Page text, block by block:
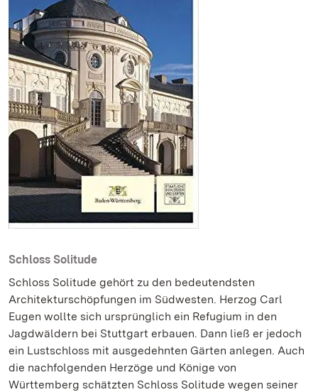
Schloss Solitude
Schloss Solitude gehört zu den bedeutendsten
Architekturschöpfungen im Südwesten. Herzog Carl
Eugen wollte sich ursprünglich ein Refugium in den
Jagdwäldern bei Stuttgart erbauen. Dann ließ er jedoch
ein Lustschloss mit ausgedehnten Gärten anlegen. Auch
die nachfolgenden Herzöge und Könige von
Württemberg schätzten Schloss Solitude wegen seiner